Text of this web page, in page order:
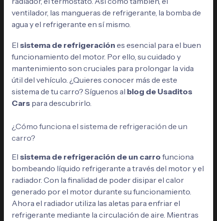
ventilador, las mangueras de refrigerante, la bomba de
agua y el refrigerante en sí mismo.
El sistema de refrigeración es esencial para el buen
funcionamiento del motor. Por ello, su cuidado y
mantenimiento son cruciales para prolongar la vida
útil del vehículo. ¿Quieres conocer más de este
sistema de tu carro? Síguenos al blog de Usaditos
Carspara descubrirlo.
¿Cómo funciona el sistema de refrigeración de un
carro?
El sistema de refrigeración de un carro funciona
bombeando líquido refrigerante a través del motor y el
radiador. Con la finalidad de poder disipar el calor
generado por el motor durante su funcionamiento.
Ahora el radiador utiliza las aletas para enfriar el
refrigerante mediante la circulación de aire. Mientras